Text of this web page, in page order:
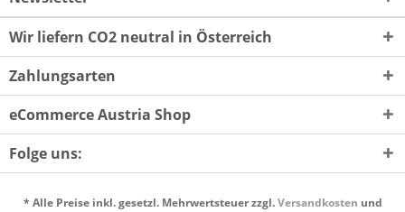
Wir liefern CO2 neutral in Österreich
Zahlungsarten
eCommerce Austria Shop
Folge uns:
* Alle Preise inkl. gesetzl. Mehrwertsteuer zzgl.Versandkosten und